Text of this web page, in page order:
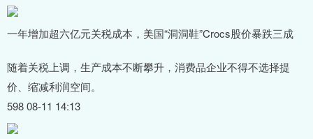
一年增加超六亿元关税成本，美国“洞洞鞋”Crocs股价暴跌三成
随着关税上调，生产成本不断攀升，消费品企业不得不选择提
价、缩减利润空间。
598 08-11 14:13